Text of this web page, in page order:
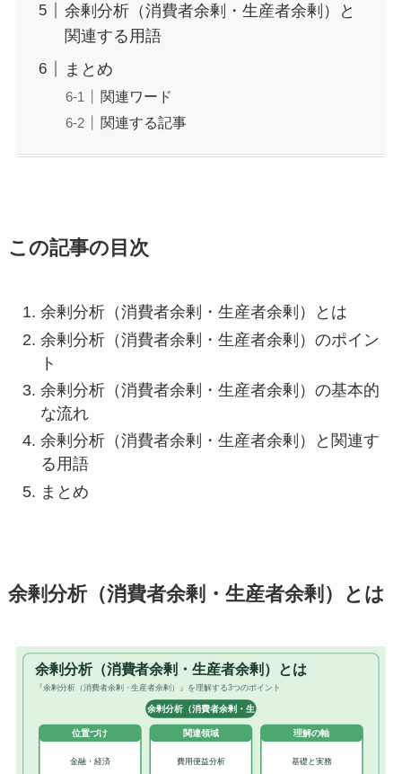
余剰分析（消費者余剰・生産者余剰）と
関連する用語
まとめ
関連ワード
関連する記事
この記事の目次
余剰分析（消費者余剰・生産者余剰）とは
余剰分析（消費者余剰・生産者余剰）のポイン
ト
余剰分析（消費者余剰・生産者余剰）の基本的
な流れ
余剰分析（消費者余剰・生産者余剰）と関連す
る用語
まとめ
余剰分析（消費者余剰・生産者余剰）とは